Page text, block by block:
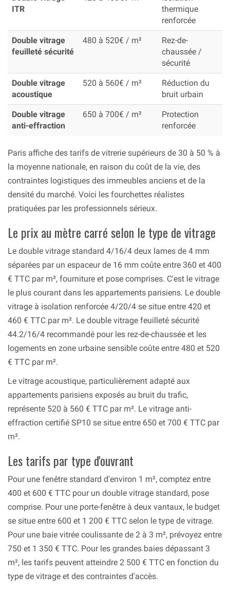
ITR
thermique
renforcée
Double vitrage
feuilleté sécurité
480 à 520€ / m²
Rez-de-
chaussée /
sécurité
Double vitrage
acoustique
520 à 560€ / m²
Réduction du
bruit urbain
Double vitrage
anti-effraction
650 à 700€ / m²
Protection
renforcée
Paris affiche des tarifs de vitrerie supérieurs de 30 à 50 % à
la moyenne nationale, en raison du coût de la vie, des
contraintes logistiques des immeubles anciens et de la
densité du marché. Voici les fourchettes réalistes
pratiquées par les professionnels sérieux.
Le prix au mètre carré selon le type de vitrage
Le double vitrage standard 4/16/4 deux lames de 4 mm
séparées par un espaceur de 16 mm coûte entre 360 et 400
€ TTC par m², fourniture et pose comprises. C'est le vitrage
le plus courant dans les appartements parisiens. Le double
vitrage à isolation renforcée 4/20/4 se situe entre 420 et
460 € TTC par m². Le double vitrage feuilleté sécurité
44.2/16/4 recommandé pour les rez-de-chaussée et les
logements en zone urbaine sensible coûte entre 480 et 520
€ TTC par m².
Le vitrage acoustique, particulièrement adapté aux
appartements parisiens exposés au bruit du trafic,
représente 520 à 560 € TTC par m². Le vitrage anti-
effraction certifié SP10 se situe entre 650 et 700 € TTC par
m².
Les tarifs par type d'ouvrant
Pour une fenêtre standard d'environ 1 m², comptez entre
400 et 600 € TTC pour un double vitrage standard, pose
comprise. Pour une porte-fenêtre à deux vantaux, le budget
se situe entre 600 et 1 200 € TTC selon le type de vitrage.
Pour une baie vitrée coulissante de 2 à 3 m², prévoyez entre
750 et 1 350 € TTC. Pour les grandes baies dépassant 3
m², les tarifs peuvent atteindre 2 500 € TTC en fonction du
type de vitrage et des contraintes d'accès.